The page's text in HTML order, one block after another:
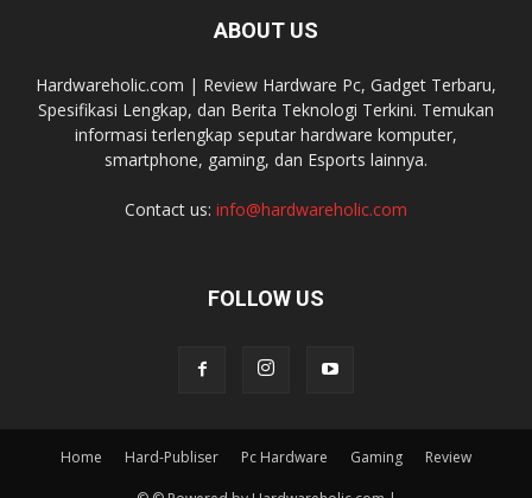
ABOUT US
Hardwareholic.com | Review Hardware Pc, Gadget Terbaru,
Spesifikasi Lengkap, dan Berita Teknologi Terkini. Temukan
informasi terlengkap seputar hardware komputer,
smartphone, gaming, dan Esports lainnya.
Contact us: info@hardwareholic.com
FOLLOW US
Home Hard-Publiser Pc Hardware Gaming Review